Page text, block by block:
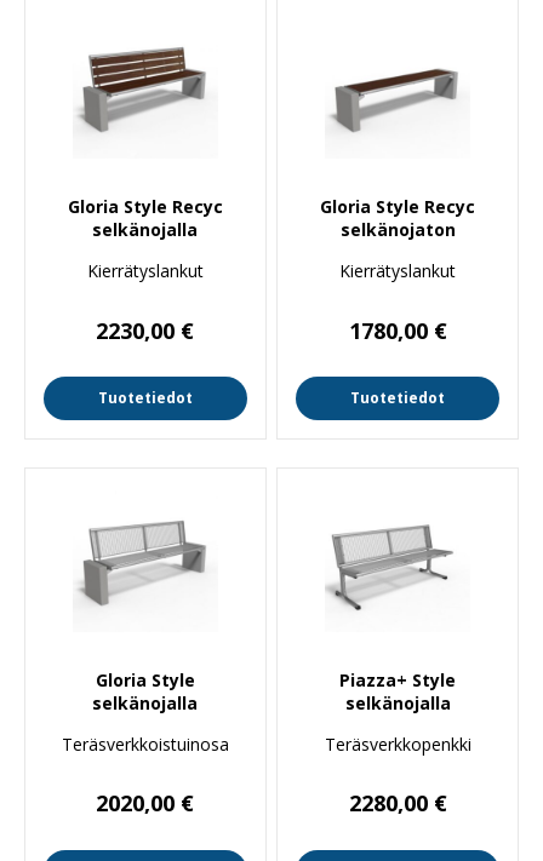
Gloria Style Recyc
selkänojalla
Kierrätyslankut
2230,00 €
Tuotetiedot
Gloria Style Recyc
selkänojaton
Kierrätyslankut
1780,00 €
Tuotetiedot
Gloria Style
selkänojalla
Teräsverkkoistuinosa
2020,00 €
Piazza+ Style
selkänojalla
Teräsverkkopenkki
2280,00 €